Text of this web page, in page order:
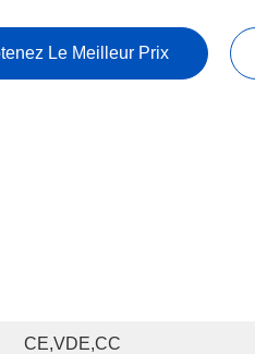
Le Meilleur Prix
CE,VDE,CC